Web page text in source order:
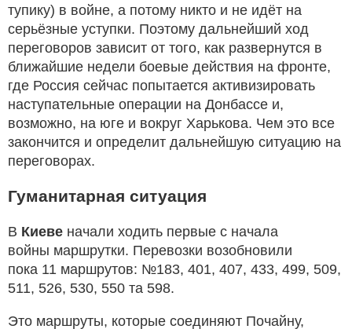
тупику) в войне, а потому никто и не идёт на
серьёзные уступки. Поэтому дальнейший ход
переговоров зависит от того, как развернутся в
ближайшие недели боевые действия на фронте,
где Россия сейчас попытается активизировать
наступательные операции на Донбассе и,
возможно, на юге и вокруг Харькова. Чем это все
закончится и определит дальнейшую ситуацию на
переговорах.
Гуманитарная ситуация
В Киеве начали ходить первые с начала
войны маршрутки. Перевозки возобновили
пока 11 маршрутов: №183, 401, 407, 433, 499, 509,
511, 526, 530, 550 та 598.
Это маршруты, которые соединяют Почайну,